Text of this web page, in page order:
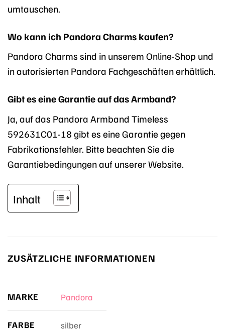
umtauschen.
Wo kann ich Pandora Charms kaufen?
Pandora Charms sind in unserem Online-Shop und
in autorisierten Pandora Fachgeschäften erhältlich.
Gibt es eine Garantie auf das Armband?
Ja, auf das Pandora Armband Timeless
592631C01-18 gibt es eine Garantie gegen
Fabrikationsfehler. Bitte beachten Sie die
Garantiebedingungen auf unserer Website.
Inhalt
ZUSÄTZLICHE INFORMATIONEN
MARKE Pandora
FARBE silber